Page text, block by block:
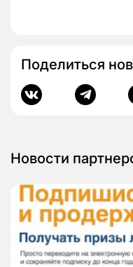
Поделиться
Новости